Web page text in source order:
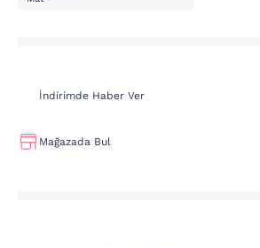
İndirimde Haber Ver
Mağazada Bul